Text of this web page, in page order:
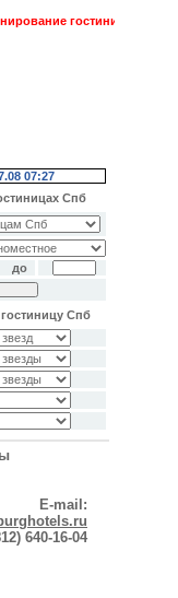
гостиниц в
07:27
Спб
до
Спб
E-mail:
640-16-04